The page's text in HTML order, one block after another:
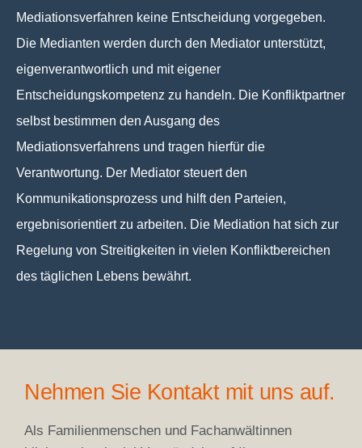
Mediationsverfahren keine Entscheidung vorgegeben.
Die Medianten werden durch den Mediator unterstützt,
eigenverantwortlich und mit eigener
Entscheidungskompetenz zu handeln. Die Konfliktpartner
selbst bestimmen den Ausgang des
Mediationsverfahrens und tragen hierfür die
Verantwortung. Der Mediator steuert den
Kommunikationsprozess und hilft den Parteien,
ergebnisorientiert zu arbeiten. Die Mediation hat sich zur
Regelung von Streitigkeiten in vielen Konfliktbereichen
des täglichen Lebens bewährt.
Nehmen Sie Kontakt mit uns auf.
Als Familienmenschen und Fachanwältinnen